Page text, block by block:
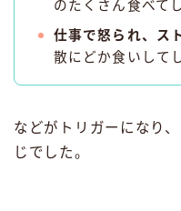
のたくさん食べて
仕事で怒られ、ス
散にどか食いして
などがトリガーになり
じでした。